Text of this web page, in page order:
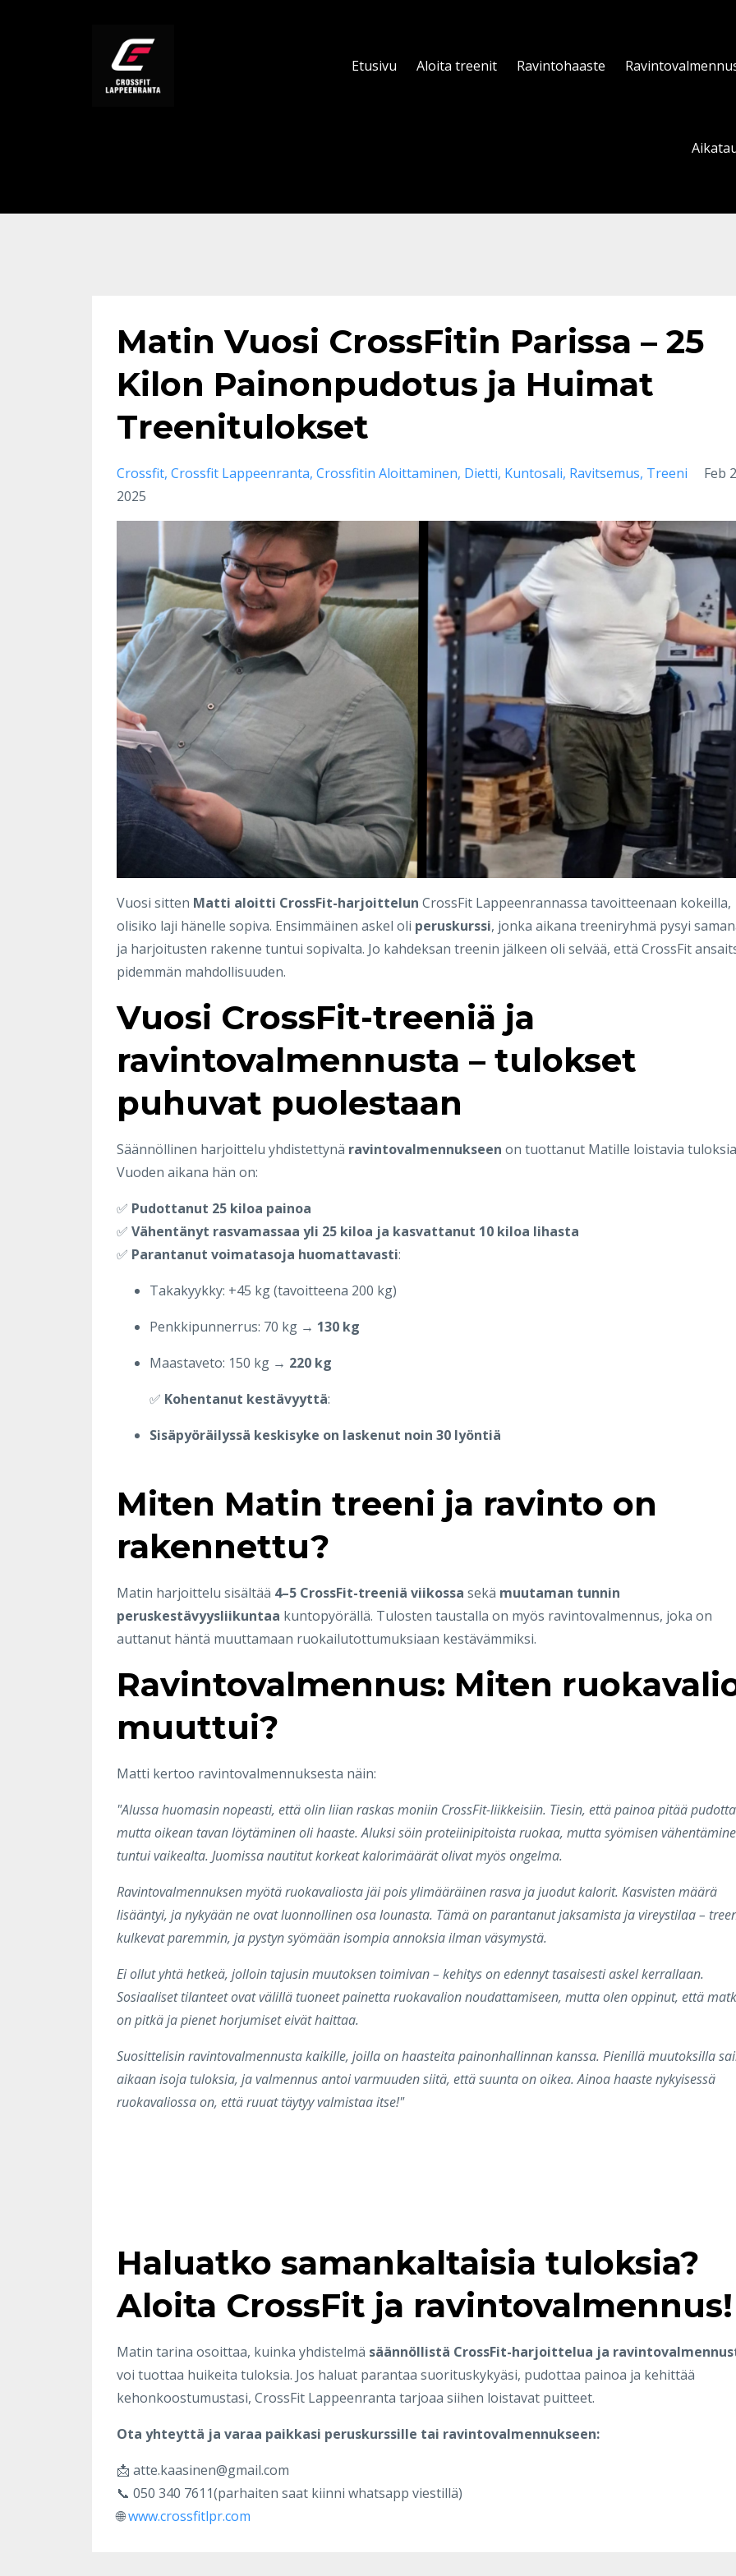
Etusivu Aloita treenit Ravintohaaste
Matin Vuosi CrossFitin Parissa – 25
Kilon Painonpudotus ja Huimat
Treenitulokset
Crossfit Crossfit Lappeenranta Crossfitin Aloittaminen Dietti Kuntosali Ravitsemus Treeni
Feb
2025
Vuosi sitten Matti aloitti CrossFit-harjoittelun CrossFit Lappeenrannassa tavoitteenaan kokeilla,
olisiko laji hänelle sopiva. Ensimmäinen askel oli peruskurssi, jonka aikana treeniryhmä pysyi
ja harjoitusten rakenne tuntui sopivalta. Jo kahdeksan treenin jälkeen oli selvää, että CrossFit
pidemmän mahdollisuuden.
Vuosi CrossFit-treeniä ja
ravintovalmennusta – tulokset
puhuvat puolestaan
Säännöllinen harjoittelu yhdistettynä ravintovalmennukseen on tuottanut Matille loistavia
Vuoden aikana hän on:
✅ Pudottanut 25 kiloa painoa
✅ Vähentänyt rasvamassaa yli 25 kiloa ja kasvattanut 10 kiloa lihasta
✅ Parantanut voimatasoja huomattavasti:
Takakyykky: +45 kg (tavoitteena 200 kg)
Penkkipunnerrus: 70 kg → 130 kg
Maastaveto: 150 kg → 220 kg
✅ Kohentanut kestävyyttä:
Sisäpyöräilyssä keskisyke on laskenut noin 30 lyöntiä
Miten Matin treeni ja ravinto on
rakennettu?
Matin harjoittelu sisältää 4–5 CrossFit-treeniä viikossa sekä muutaman tunnin
peruskestävyysliikuntaa kuntopyörällä. Tulosten taustalla on myös ravintovalmennus, joka on
auttanut häntä muuttamaan ruokailutottumuksiaan kestävämmiksi.
Ravintovalmennus: Miten
muuttui?
Matti kertoo ravintovalmennuksesta näin:
"Alussa huomasin nopeasti, että olin liian raskas moniin CrossFit-liikkeisiin. Tiesin, että painoa pitää
mutta oikean tavan löytäminen oli haaste. Aluksi söin proteiinipitoista ruokaa, mutta syömisen
tuntui vaikealta. Juomissa nautitut korkeat kalorimäärät olivat myös ongelma.
Ravintovalmennuksen myötä ruokavaliosta jäi pois ylimääräinen rasva ja juodut kalorit. Kasvisten määrä
lisääntyi, ja nykyään ne ovat luonnollinen osa lounasta. Tämä on parantanut jaksamista ja vireystilaa –
kulkevat paremmin, ja pystyn syömään isompia annoksia ilman väsymystä.
Ei ollut yhtä hetkeä, jolloin tajusin muutoksen toimivan – kehitys on edennyt tasaisesti askel kerrallaan.
Sosiaaliset tilanteet ovat välillä tuoneet painetta ruokavalion noudattamiseen, mutta olen oppinut, että
on pitkä ja pienet horjumiset eivät haittaa.
Suosittelisin ravintovalmennusta kaikille, joilla on haasteita painonhallinnan kanssa. Pienillä muutoksilla
aikaan isoja tuloksia, ja valmennus antoi varmuuden siitä, että suunta on oikea. Ainoa haaste nykyisessä
ruokavaliossa on, että ruuat täytyy valmistaa itse!"
Haluatko samankaltaisia tuloksia?
Aloita CrossFit ja ravintovalmennus!
Matin tarina osoittaa, kuinka yhdistelmä säännöllistä CrossFit-harjoittelua ja
voi tuottaa huikeita tuloksia. Jos haluat parantaa suorituskykyäsi, pudottaa painoa ja kehittää
kehonkoostumustasi, CrossFit Lappeenranta tarjoaa siihen loistavat puitteet.
Ota yhteyttä ja varaa paikkasi peruskurssille tai ravintovalmennukseen:
📩 atte.kaasinen@gmail.com
📞 050 340 7611(parhaiten saat kiinni whatsapp viestillä)
🌐www.crossfitlpr.com